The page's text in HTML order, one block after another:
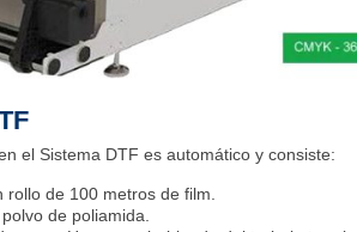
el Sistema DTF es automático y consiste:
rollo de 100 metros de film.
de poliamida.